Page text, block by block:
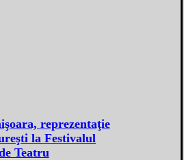
reprezentaţie
la Festivalul
Teatru